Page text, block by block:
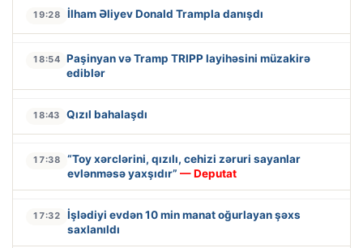
19:28 İlham Əliyev Donald Trampla danışdı
18:54 Paşinyan və Tramp TRIPP layihəsini müzakirə
ediblər
18:43 Qızıl bahalaşdı
17:38
“Toy xərclərini, qızılı, cehizi zəruri sayanlar
evlənməsə yaxşıdır” — Deputat
17:32
İşlədiyi evdən 10 min manat oğurlayan şəxs
saxlanıldı